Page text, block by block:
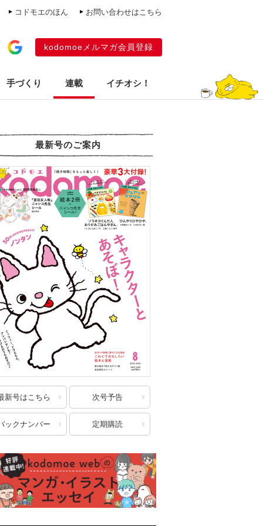
コドモエのほん お問い合わせはこちら
kodomoeメルマガ会員登録
手づくり 連載 イチオシ！
最新号のご案内
新号はこちら 次号予告
ックナンバー 定期購読